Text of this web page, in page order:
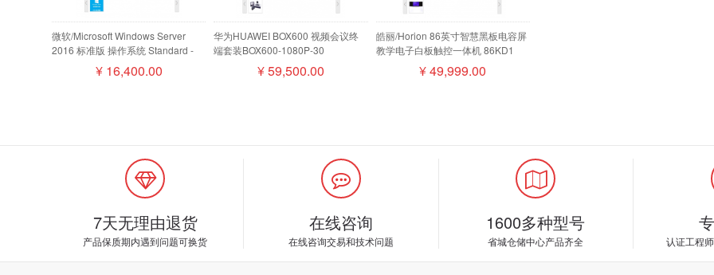
微软/Microsoft Windows Server
2016 标准版 操作系统 Standard -
16 Core License Pack
¥16,400.00
华为HUAWEI BOX600 视频会议终
端套装BOX600-1080P-30
camera200摄像机MIC500全向麦磁
¥59,500.00
皓丽/Horion 86英寸智慧黑板电容屏
教学电子白板触控一体机 86KD1
¥49,999.00
7天无理由退货
产品保质期内遇到问题可换货
在线咨询
在线咨询交易和技术问题
1600多种型号
省城仓储中心产品齐全 认证工程